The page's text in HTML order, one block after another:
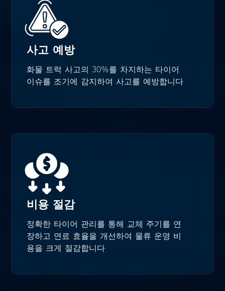
사고 예방
화물 트럭 사고의 30%를 차지하는 타이어
이슈를 조기에 감지하여 사고를 예방합니다
비용 절감
정확한 타이어 관리를 통해 교체 주기를 연
장하고 연료 효율을 개선하여 물류 운영 비
용을 크게 절감합니다